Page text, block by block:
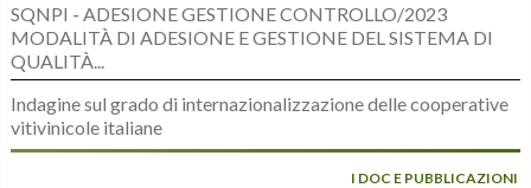
SQNPI - ADESIONE GESTIONE CONTROLLO/2023
MODALITÀ DI ADESIONE E GESTIONE DEL SISTEMA DI
QUALITÀ...
Indagine sul grado di internazionalizzazione delle cooperative
vitivinicole italiane
I DOC E PUBBLICAZIONI